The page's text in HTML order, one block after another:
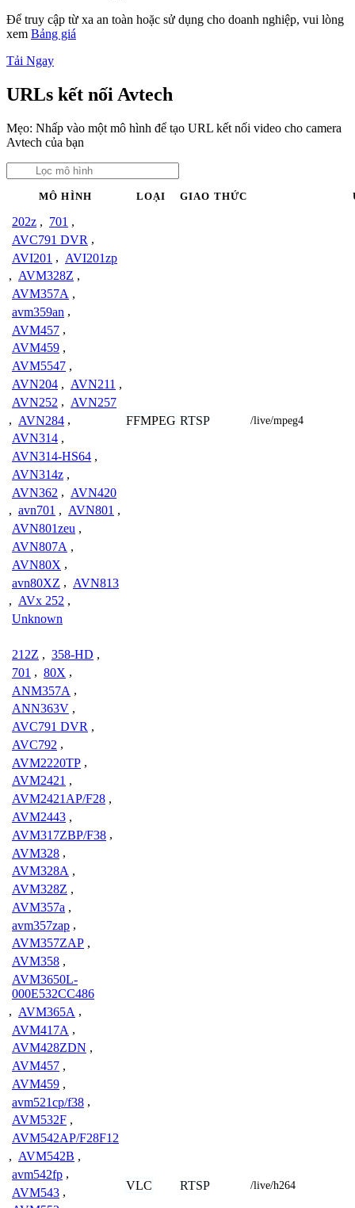
Để truy cập từ xa an toàn hoặc sử dụng cho doanh nghiệp, vui lòng
xem Bảng giá
Tải Ngay
URLs kết nối Avtech
Mẹo: Nhấp vào một mô hình để tạo URL kết nối video cho camera
Avtech của bạn
MÔ HÌNH LOẠI GIAO THỨC
202z , 701 ,
AVC791 DVR ,
AVI201 , AVI201zp
, AVM328Z ,
AVM357A ,
avm359an ,
AVM457 ,
AVM459 ,
AVM5547 ,
AVN204 , AVN211 ,
AVN252 , AVN257
, AVN284 ,
AVN314 ,
AVN314-HS64 ,
AVN314z ,
AVN362 , AVN420
, avn701 , AVN801 ,
AVN801zeu ,
AVN807A ,
AVN80X ,
avn80XZ , AVN813
, AVx 252 ,
Unknown
FFMPEG RTSP /live/mpeg4
212Z , 358-HD ,
701 , 80X ,
ANM357A ,
ANN363V ,
AVC791 DVR ,
AVC792 ,
AVM2220TP ,
AVM2421 ,
AVM2421AP/F28 ,
AVM2443 ,
AVM317ZBP/F38 ,
AVM328 ,
AVM328A ,
AVM328Z ,
AVM357a ,
avm357zap ,
AVM357ZAP ,
AVM358 ,
AVM3650L-
000E532CC486
, AVM365A ,
AVM417A ,
AVM428ZDN ,
AVM457 ,
AVM459 ,
avm521cp/f38 ,
AVM532F ,
AVM542AP/F28F12
, AVM542B ,
avm542fp ,
AVM543 ,
VLC RTSP /live/h264